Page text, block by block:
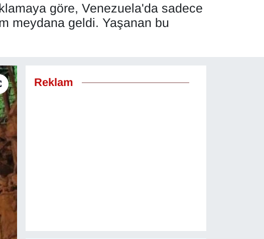
göre, Venezuela'da sadece
meydana geldi. Yaşanan bu
Reklam